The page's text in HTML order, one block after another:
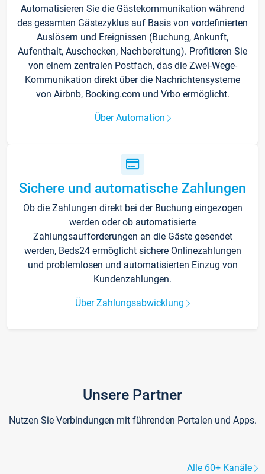
Automatisieren Sie die Gästekommunikation während
des gesamten Gästezyklus auf Basis von vordefinierten
Auslösern und Ereignissen (Buchung, Ankunft,
Aufenthalt, Auschecken, Nachbereitung). Profitieren Sie
von einem zentralen Postfach, das die Zwei-Wege-
Kommunikation direkt über die Nachrichtensysteme
von Airbnb, Booking.com und Vrbo ermöglicht.
Über Automation
Sichere und automatische Zahlungen
Ob die Zahlungen direkt bei der Buchung eingezogen
werden oder ob automatisierte
Zahlungsaufforderungen an die Gäste gesendet
werden, Beds24 ermöglicht sichere Onlinezahlungen
und problemlosen und automatisierten Einzug von
Kundenzahlungen.
Über Zahlungsabwicklung
Unsere Partner
Nutzen Sie Verbindungen mit führenden Portalen und Apps.
Alle 60+ Kanäle